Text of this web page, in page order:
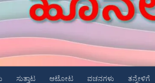
ಸುತ್ತಾಟ ಆಟೋಟ ವಚನಗಳು ತನ್ನೇಳಿಗೆ